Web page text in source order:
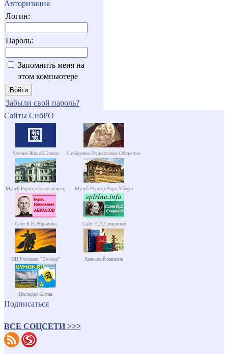
Авторизация
Логин:
Пароль:
Запомнить меня на
этом компьютере
Забыли свой пароль?
Сайты СибРО
Учение Живой Этики Сибирское Рериховское Общество
Музей Рериха Новосибирск Музей Рериха Верх-Уймон
Сайт Б.Н.Абрамова Сайт Н.Д.Спириной
ИЦ Россазия "Восход" Книжный магазин
Наследие Алтая
Подписаться
ВСЕ СОЦСЕТИ >>>